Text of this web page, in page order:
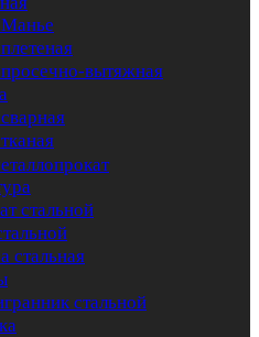
вытяжная
стальной
стальная
стальной